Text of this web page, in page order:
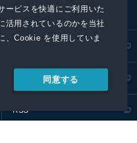
ービスを快適にご利用いた
活用されているのかを当社
、Cookie を使用していま
同意する
プレスリリース取扱基準
RSS